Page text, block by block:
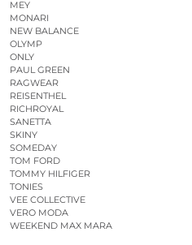
MEY
MONARI
NEW BALANCE
OLYMP
ONLY
PAUL GREEN
RAGWEAR
REISENTHEL
RICHROYAL
SANETTA
SKINY
SOMEDAY
TOM FORD
TOMMY HILFIGER
TONIES
VEE COLLECTIVE
VERO MODA
WEEKEND MAX MARA